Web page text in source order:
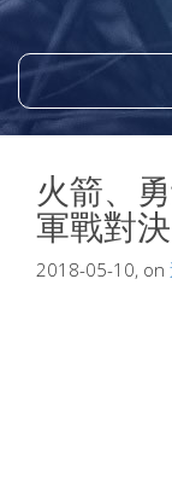
火箭、
軍戰對決
2018-05-10, on